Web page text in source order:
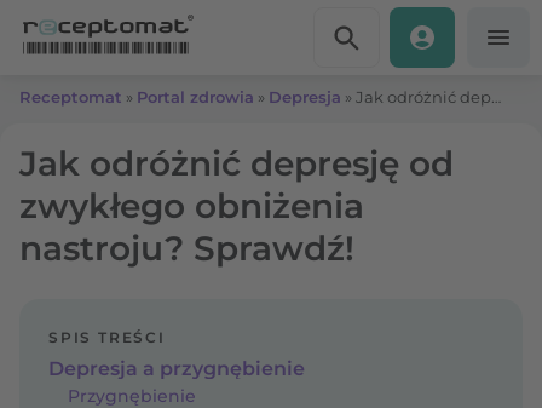
Receptomat » Portal zdrowia » Depresja »
Jak odróżnić depresję od
zwykłego obniżenia
nastroju? Sprawdź!
SPIS TREŚCI
Depresja a przygnębienie
Przygnębienie